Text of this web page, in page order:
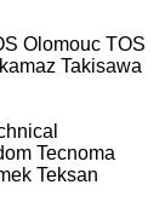
Olomouc TOS
Takisawa
Tecnoma
Teksan